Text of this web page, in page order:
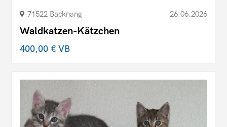
71522 Backnang 26.06.2026
Waldkatzen-Kätzchen
400,00 €VB